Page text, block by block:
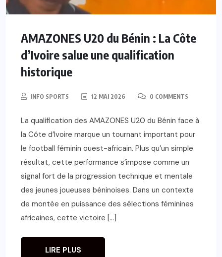
AMAZONES U20 du Bénin : La Côte
d’Ivoire salue une qualification
historique
INFO SPORTS 12 MAI 2026 0 COMMENTS
La qualification des AMAZONES U20 du Bénin face à
la Côte d’Ivoire marque un tournant important pour
le football féminin ouest-africain. Plus qu’un simple
résultat, cette performance s’impose comme un
signal fort de la progression technique et mentale
des jeunes joueuses béninoises. Dans un contexte
de montée en puissance des sélections féminines
africaines, cette victoire […]
LIRE PLUS